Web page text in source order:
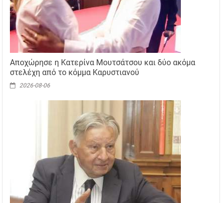
Αποχώρησε η Κατερίνα Μουτσάτσου και δύο ακόμα
στελέχη από το κόμμα Καρυστιανού
2026-08-06